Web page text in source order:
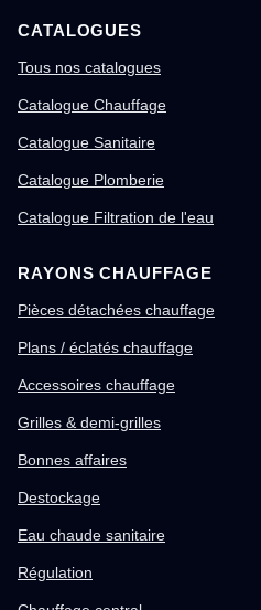
CATALOGUES
Tous nos catalogues
Catalogue Chauffage
Catalogue Sanitaire
Catalogue Plomberie
Catalogue Filtration de l'eau
RAYONS CHAUFFAGE
Pièces détachées chauffage
Plans / éclatés chauffage
Accessoires chauffage
Grilles & demi-grilles
Bonnes affaires
Destockage
Eau chaude sanitaire
Régulation